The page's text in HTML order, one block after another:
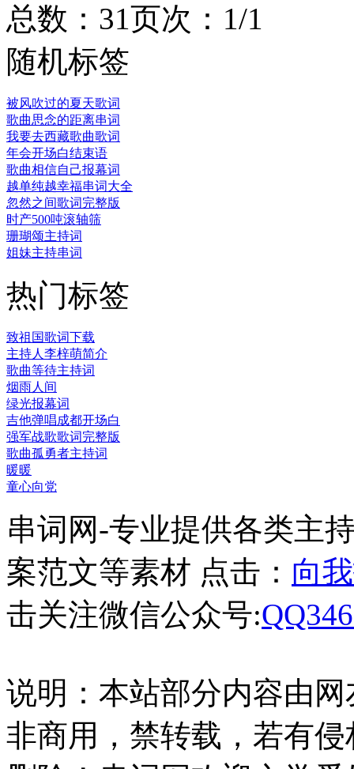
总数：31页次：1/1
随机标签
被风吹过的夏天歌词
歌曲思念的距离串词
我要去西藏歌曲歌词
年会开场白结束语
歌曲相信自己报幕词
越单纯越幸福串词大全
忽然之间歌词完整版
时产500吨滚轴筛
珊瑚颂主持词
姐妹主持串词
热门标签
致祖国歌词下载
主持人李梓萌简介
歌曲等待主持词
烟雨人间
绿光报幕词
吉他弹唱成都开场白
强军战歌歌词完整版
歌曲孤勇者主持词
暖暖
童心向党
串词网-专业提供各类主
案范文等素材 点击： 向
击关注微信公众号:
说明：本站部分内容由
非商用，禁转载，若有